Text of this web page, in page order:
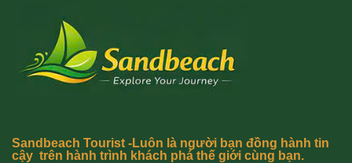
Sandbeach Tourist -Luôn là người bạn đồng hành tin
cậy trên hành trình khách phá thế giới cùng bạn.